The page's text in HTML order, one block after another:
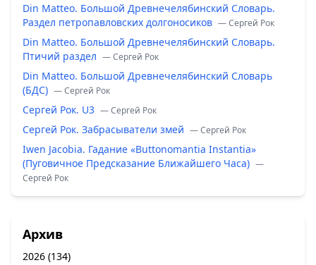
Din Matteo. Большой Древнечелябинский Словарь.
Раздел петропавловских долгоносиков — Сергей Рок
Din Matteo. Большой Древнечелябинский Словарь.
Птичий раздел — Сергей Рок
Din Matteo. Большой Древнечелябинский Словарь
(БДС) — Сергей Рок
Сергей Рок. U3 — Сергей Рок
Сергей Рок. Забрасыватели змей — Сергей Рок
Iwen Jacobia. Гадание «Buttonomantia Instantia»
(Пуговичное Предсказание Ближайшего Часа) —
Сергей Рок
Архив
2026 (134)